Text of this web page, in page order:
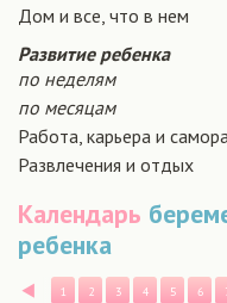
Дом и все, что в нем
Развитие ребенка
по неделям
по месяцам
Работа, карьера и
Развлечения и отдых
Календарь
ребенка
Назад
1 2 3 4 5 6